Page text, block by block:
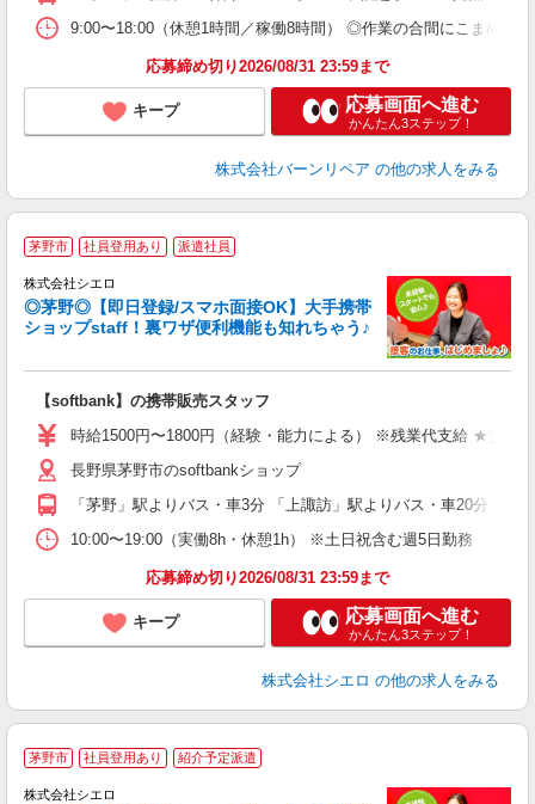
9:00〜18:00（休憩1時間／稼働8時間） ◎作業の合間にこまめな
応募締め切り2026/08/31 23:59まで
キープ 応募画面へ進む
かんたん3ステップ！
株式会社バーンリペア の他の求人をみる
茅野市 社員登用あり 派遣社員
株式会社シエロ
◎茅野◎【即日登録/スマホ面接OK】大手携帯
ショップstaff！裏ワザ便利機能も知れちゃう♪
【softbank】の携帯販売スタッフ
時給1500円〜1800円（経験・能力による） ※残業代支給 ★交通
長野県茅野市のsoftbankショップ
「茅野」駅よりバス・車3分 「上諏訪」駅よりバス・車20分
10:00〜19:00（実働8h・休憩1h） ※土日祝含む週5日勤務
応募締め切り2026/08/31 23:59まで
キープ 応募画面へ進む
かんたん3ステップ！
株式会社シエロ の他の求人をみる
茅野市 社員登用あり 紹介予定派遣
株式会社シエロ